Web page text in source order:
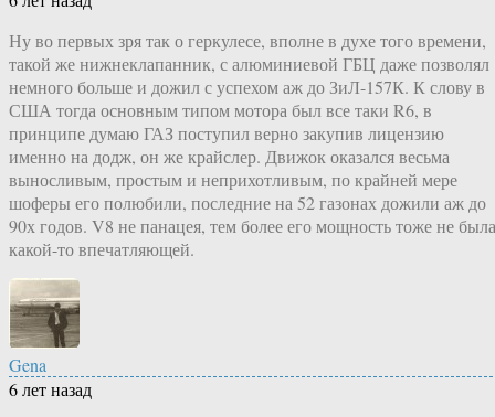
Ну во первых зря так о геркулесе, вполне в духе того времени,
такой же нижнеклапанник, с алюминиевой ГБЦ даже позволял
немного больше и дожил с успехом аж до ЗиЛ-157К. К слову в
США тогда основным типом мотора был все таки R6, в
принципе думаю ГАЗ поступил верно закупив лицензию
именно на додж, он же крайслер. Движок оказался весьма
выносливым, простым и неприхотливым, по крайней мере
шоферы его полюбили, последние на 52 газонах дожили аж до
90х годов. V8 не панацея, тем более его мощность тоже не была
какой-то впечатляющей.
Gena
6 лет назад